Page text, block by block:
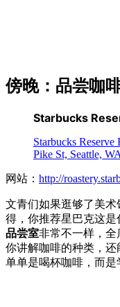
傍晚：品尝咖
Starbucks
Starbucks
Pike St, Seattle,
网站： http://
文青们如果逛够了美
得，你推荐星巴克这
品尝室非常不一样，全
你讲解咖啡的种类，
单单是喝杯咖啡，而是